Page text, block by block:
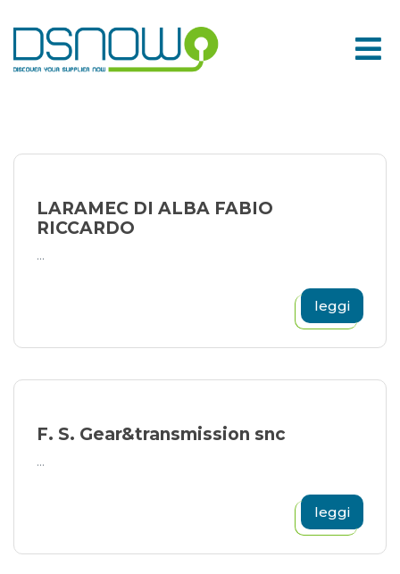
to
content
LARAMEC DI ALBA FABIO
RICCARDO
...
leggi
F. S. Gear&transmission snc
...
leggi